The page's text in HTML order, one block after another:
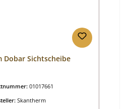
Dobar Sichtscheibe
01017661
Skantherm